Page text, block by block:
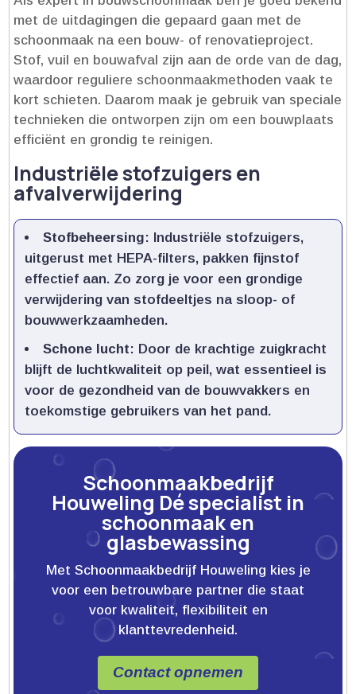
met de uitdagingen die gepaard gaan met de
schoonmaak na een bouw- of renovatieproject.​
Stof, vuil en bouwafval zijn aan de orde van de dag,
waardoor reguliere schoonmaakmethoden vaak te
kort schieten.​ Daarom maak je gebruik van speciale
technieken die ontworpen zijn om een bouwplaats
efficiënt en grondig te reinigen.​
Industriële stofzuigers en
afvalverwijdering
Stofbeheersing: Industriële stofzuigers,
uitgerust met HEPA-filters, pakken fijnstof
effectief aan.​ Zo zorg je voor een grondige
verwijdering van stofdeeltjes na sloop- of
bouwwerkzaamheden.​
Schone lucht: Door de krachtige zuigkracht
blijft de luchtkwaliteit op peil, wat essentieel is
voor de gezondheid van de bouwvakkers en
toekomstige gebruikers van het pand.​
Schoonmaakbedrijf
Houweling Dé specialist in
schoonmaak en
glasbewassing
Met Schoonmaakbedrijf Houweling kies je
voor een betrouwbare partner die staat
voor kwaliteit, flexibiliteit en
klanttevredenheid.
Contact opnemen